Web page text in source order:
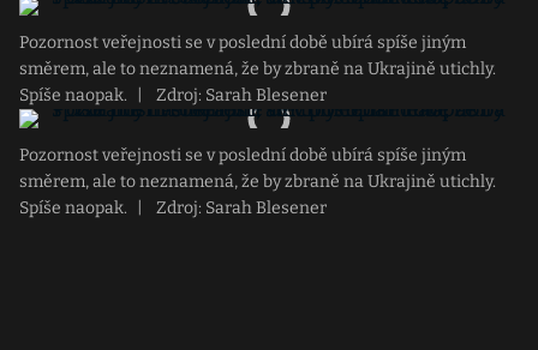
Pozornost veřejnosti se v poslední době ubírá spíše jiným
směrem, ale to neznamená, že by zbraně na Ukrajině utichly.
Spíše naopak.
Zdroj: Sarah Blesener
Pozornost veřejnosti se v poslední době ubírá spíše jiným
směrem, ale to neznamená, že by zbraně na Ukrajině utichly.
Spíše naopak.
Zdroj: Sarah Blesener